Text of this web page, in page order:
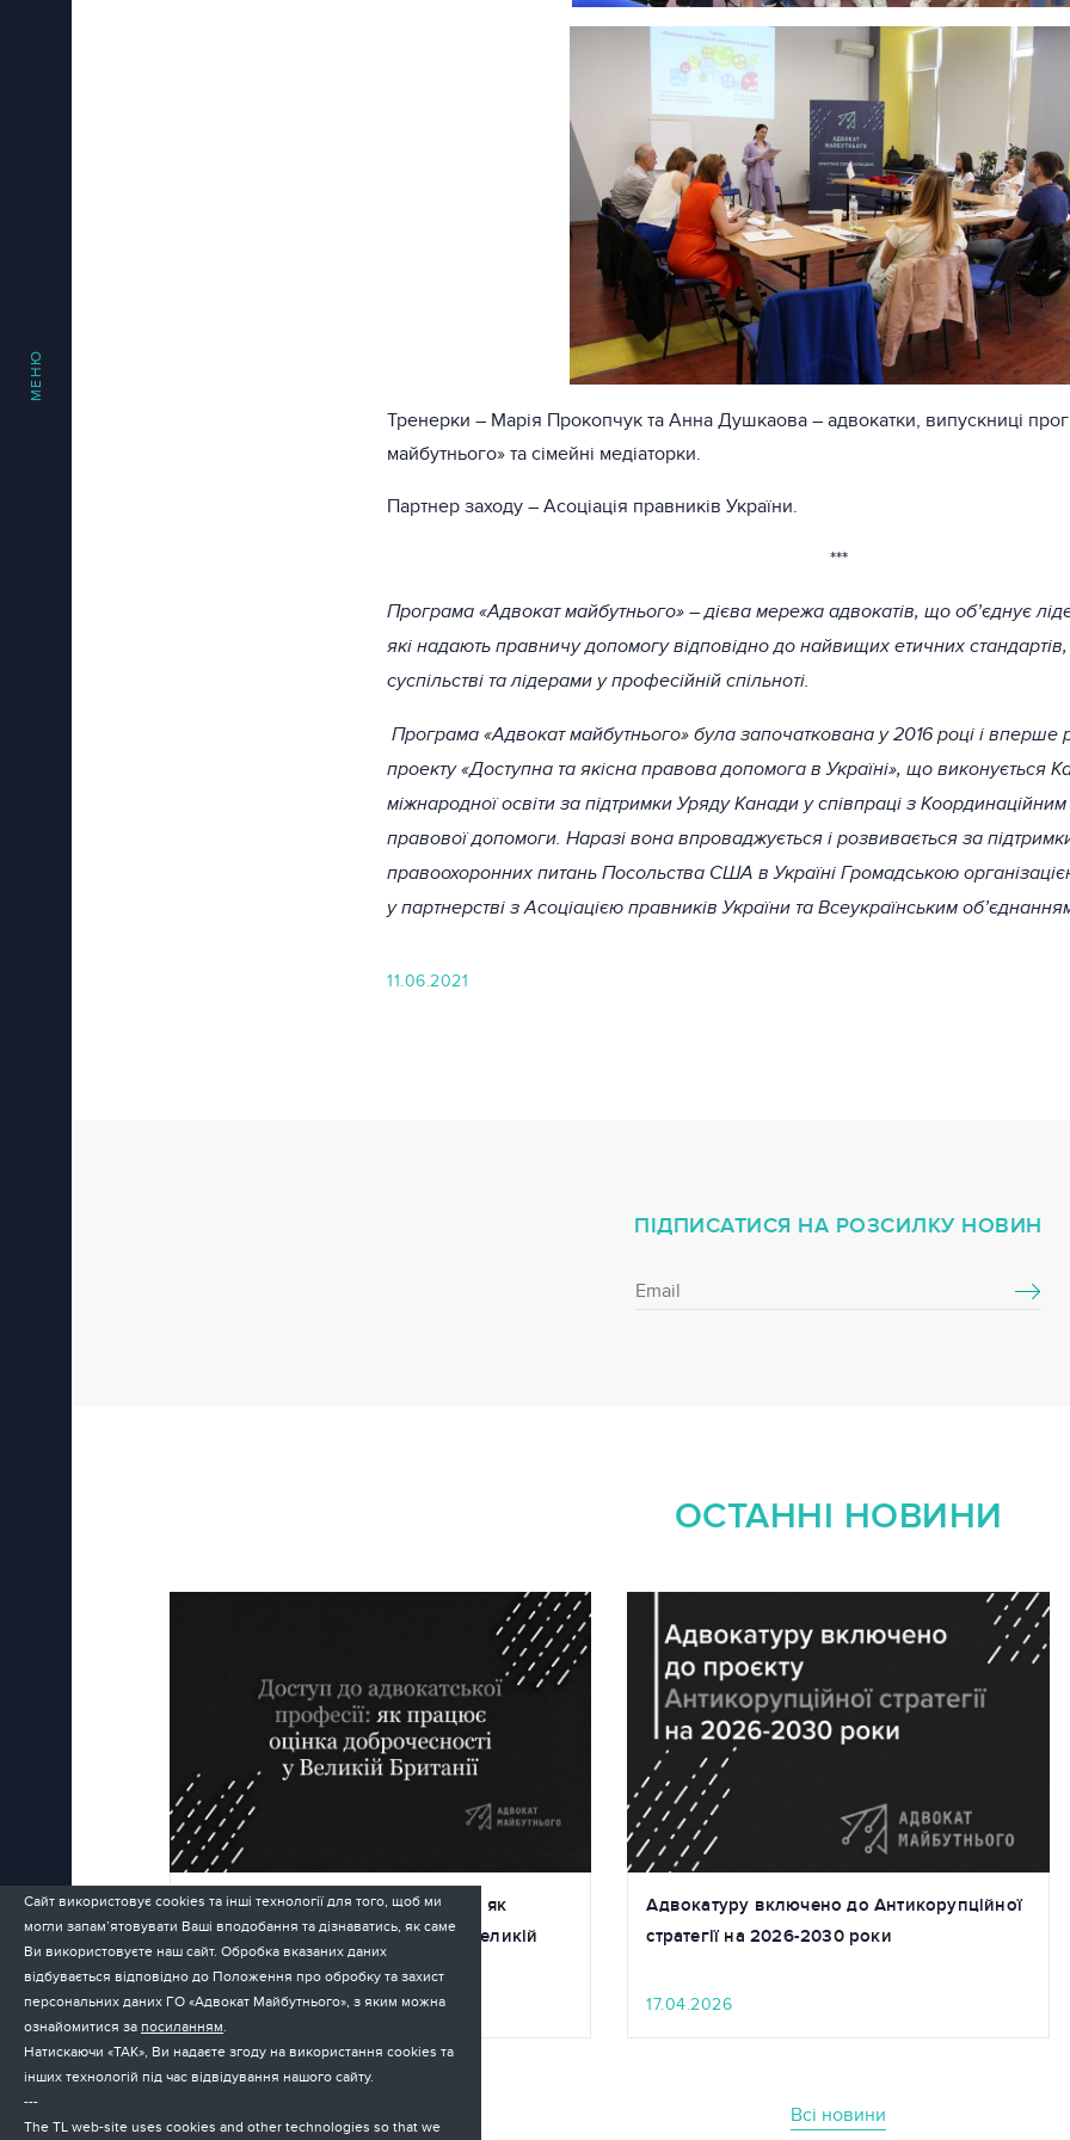
МЕНЮ
Тренерки – Марія Прокопчук та Анна Душкаова – адвокатки, випускниці
майбутнього» та сімейні медіаторки.
Партнер заходу – Асоціація правників України.
***
Програма «Адвокат майбутнього» – дієва мережа адвокатів, що об’єднує
які надають правничу допомогу відповідно до найвищих етичних
суспільстві та лідерами у професійній спільноті.
Програма «Адвокат майбутнього» була започаткована у 2016 році і вперше
проекту «Доступна та якісна правова допомога в Україні», що виконується
міжнародної освіти за підтримки Уряду Канади у співпраці з
правової допомоги. Наразі вона впроваджується і розвивається за
правоохоронних питань Посольства США в Україні Громадською
у партнерстві з Асоціацією правників України та Всеукраїнським
11.06.2021
ПІДПИСАТИСЯ НА РОЗСИЛКУ НОВИН
ОСТАННІ НОВИНИ
Доступ до адвокатської професії: як
працює оцінка доброчесності у Великій
Британії
22.05.2026
Адвокатуру включено до Антикорупційної
стратегії на 2026-2030 роки
17.04.2026
Всі новини
Сайт використовує cookies та інші технології для того, щоб ми
могли запам’ятовувати Ваші вподобання та дізнаватись, як саме
Ви використовуєте наш сайт. Обробка вказаних даних
відбувається відповідно до Положення про обробку та захист
персональних даних ГО «Адвокат Майбутнього», з яким можна
ознайомитися за посиланням.
Натискаючи «ТАК», Ви надаєте згоду на використання cookies та
інших технологій під час відвідування нашого сайту.
---
The TL web-site uses cookies and other technologies so that we